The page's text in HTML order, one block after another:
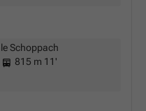
Schoppach
815 m 11'